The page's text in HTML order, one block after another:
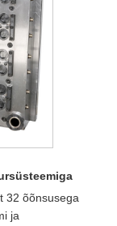
32 ​​õõnsusega
ja